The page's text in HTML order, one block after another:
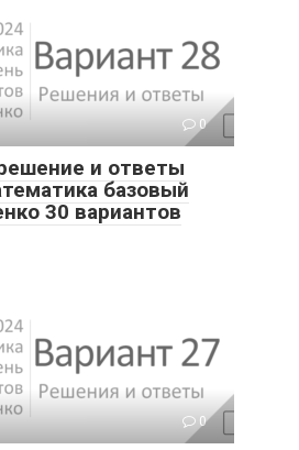
0
и ответы
базовый
30 вариантов
0